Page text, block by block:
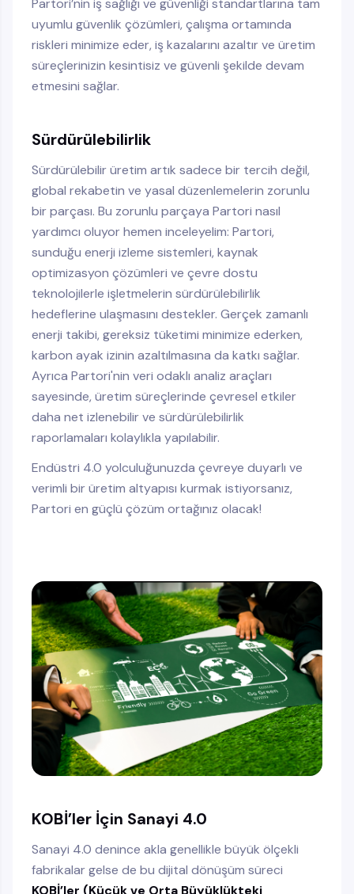
Partori’nin iş sağlığı ve güvenliği standartlarına tam
uyumlu güvenlik çözümleri, çalışma ortamında
riskleri minimize eder, iş kazalarını azaltır ve üretim
süreçlerinizin kesintisiz ve güvenli şekilde devam
etmesini sağlar.
Sürdürülebilirlik
Sürdürülebilir üretim artık sadece bir tercih değil,
global rekabetin ve yasal düzenlemelerin zorunlu
bir parçası. Bu zorunlu parçaya Partori nasıl
yardımcı oluyor hemen inceleyelim: Partori,
sunduğu enerji izleme sistemleri, kaynak
optimizasyon çözümleri ve çevre dostu
teknolojilerle işletmelerin sürdürülebilirlik
hedeflerine ulaşmasını destekler. Gerçek zamanlı
enerji takibi, gereksiz tüketimi minimize ederken,
karbon ayak izinin azaltılmasına da katkı sağlar.
Ayrıca Partori'nin veri odaklı analiz araçları
sayesinde, üretim süreçlerinde çevresel etkiler
daha net izlenebilir ve sürdürülebilirlik
raporlamaları kolaylıkla yapılabilir.
Endüstri 4.0 yolculuğunuzda çevreye duyarlı ve
verimli bir üretim altyapısı kurmak istiyorsanız,
Partori en güçlü çözüm ortağınız olacak!
KOBİ’ler İçin Sanayi 4.0
Sanayi 4.0 denince akla genellikle büyük ölçekli
fabrikalar gelse de bu dijital dönüşüm süreci
KOBİ’ler (Küçük ve Orta Büyüklükteki